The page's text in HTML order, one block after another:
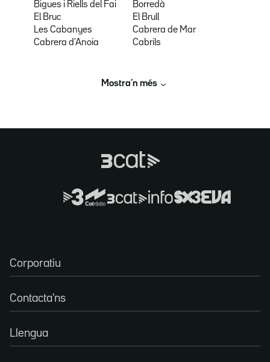
Bigues i Riells del Fai
Borredà
El Bruc
El Brull
Les Cabanyes
Cabrera de Mar
Cabrera d'Anoia
Cabrils
Mostra’n més
Corporatiu
Contacta'ns
Llengua